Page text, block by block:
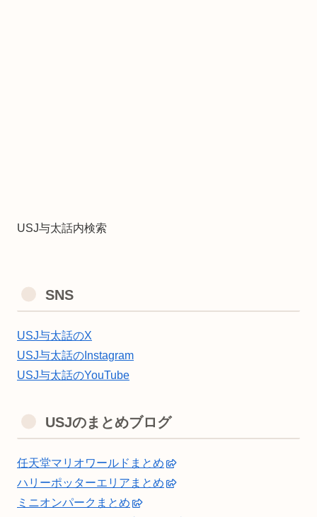
USJ与太話内検索
SNS
USJ与太話のX
USJ与太話のInstagram
USJ与太話のYouTube
USJのまとめブログ
任天堂マリオワールドまとめ
ハリーポッターエリアまとめ
ミニオンパークまとめ